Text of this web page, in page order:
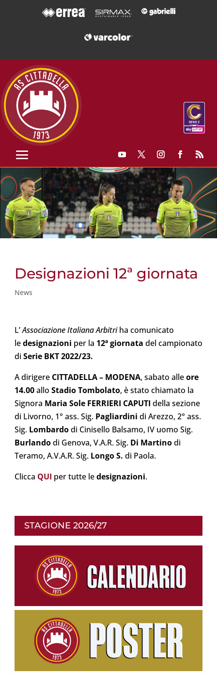
Designazioni 12ª giornata
News
L’Associazione Italiana Arbitriha comunicato
ledesignazioni per la 12ª giornata del campionato
di Serie BKT 2022/23.
A dirigere CITTADELLA– MODENA, sabato alleore
14.00allo Stadio Tombolato, è stato chiamato la
Signora Maria Sole FERRIERI CAPUTI della sezione
di Livorno, 1° ass. Sig. Pagliardini di Arezzo, 2° ass.
Sig. Lombardodi Cinisello Balsamo, IV uomo Sig.
Burlandodi Genova, V.A.R. Sig. Di Martinodi
Teramo, A.V.A.R. Sig. Longo S. di Paola.
Clicca QUI per tutte ledesignazioni.
STAGIONE 2026/27